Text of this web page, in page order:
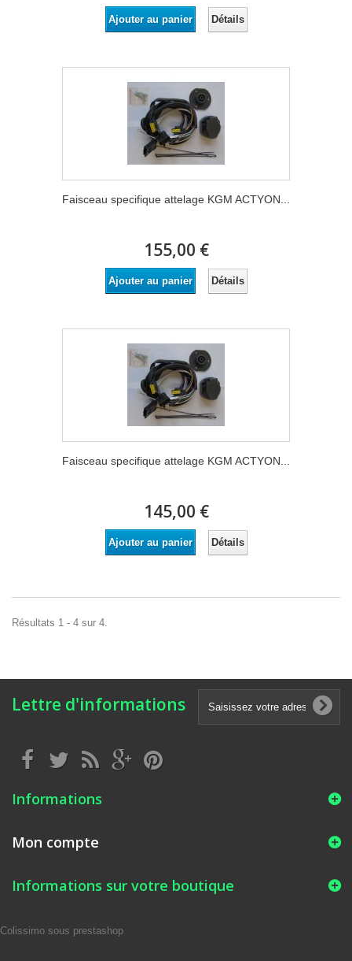
Ajouter au panier Détails
Faisceau specifique attelage KGM ACTYON...
155,00 €
Ajouter au panier Détails
Faisceau specifique attelage KGM ACTYON...
145,00 €
Ajouter au panier Détails
Résultats 1 - 4 sur 4.
Lettre d'informations
Informations
Mon compte
Informations sur votre boutique
Colissimo sous prestashop